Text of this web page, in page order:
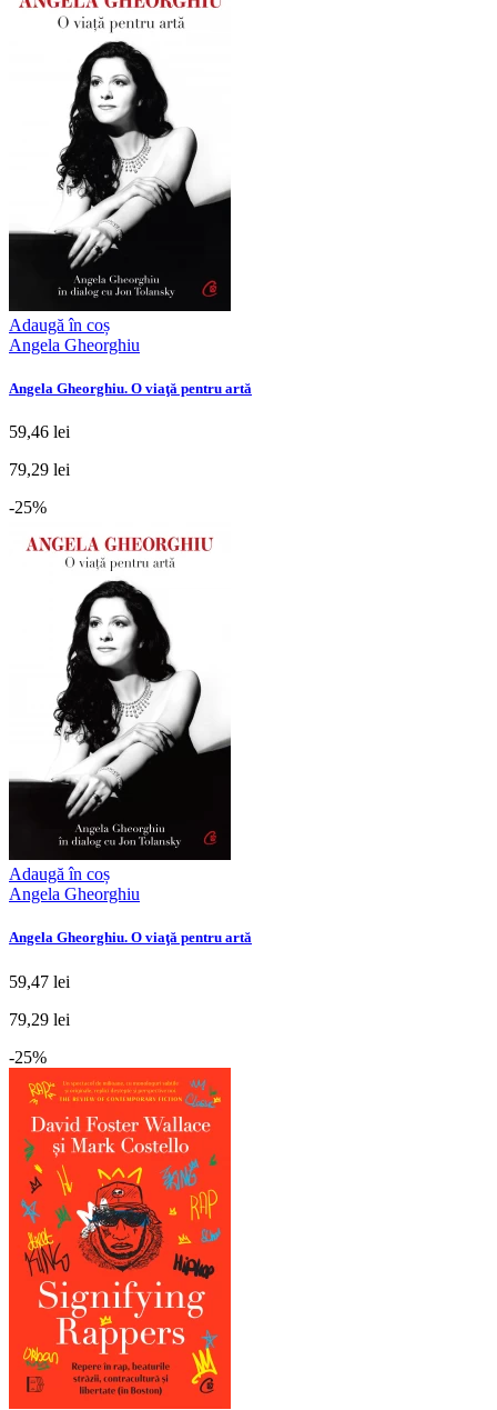
Adaugă în coș
Angela Gheorghiu
Angela Gheorghiu. O viaţă pentru artă
59,46 lei
79,29 lei
-25%
Adaugă în coș
Angela Gheorghiu
Angela Gheorghiu. O viaţă pentru artă
59,47 lei
79,29 lei
-25%